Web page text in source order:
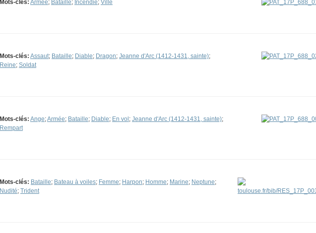
Mots-clés: Armée; Bataille; Incendie; Ville
Mots-clés: Assaut; Bataille; Diable; Dragon; Jeanne d'Arc (1412-1431, sainte);
Reine; Soldat
Mots-clés: Ange;Armée; Bataille; Diable; En vol ; Jeanne d'Arc (1412-1431, sainte);
Rempart
Mots-clés: Bataille; Bateau à voiles; Femme; Harpon; Homme; Marine; Neptune;
Nudité; Trident